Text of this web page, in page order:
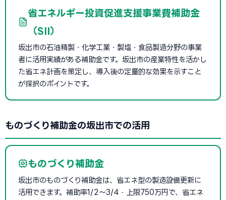
省エネルギー投資促進支援事業費補助金
（SII）
坂出市の石油精製・化学工業・製塩・食品製造分野の事業
者に活用実績がある補助金です。坂出市の産業特性を活かし
た省エネ計画を策定し、導入後の定量的な効果を示すこと
が採択のポイントです。
ものづくり補助金の坂出市での活用
ものづくり補助金
坂出市のものづくり補助金は、省エネ型の製造設備更新に
活用できます。補助率1/2〜3/4・上限750万円で、省エネ